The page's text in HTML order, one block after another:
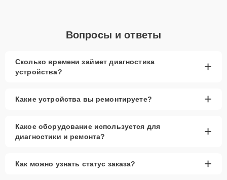
Вопросы и ответы
Сколько времени займет диагностика
устройства?
+
Какие устройства вы ремонтируете? +
Какое оборудование используется для
диагностики и ремонта?
+
Как можно узнать статус заказа? +